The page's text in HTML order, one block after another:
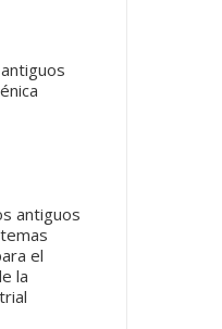
antiguos
el
la